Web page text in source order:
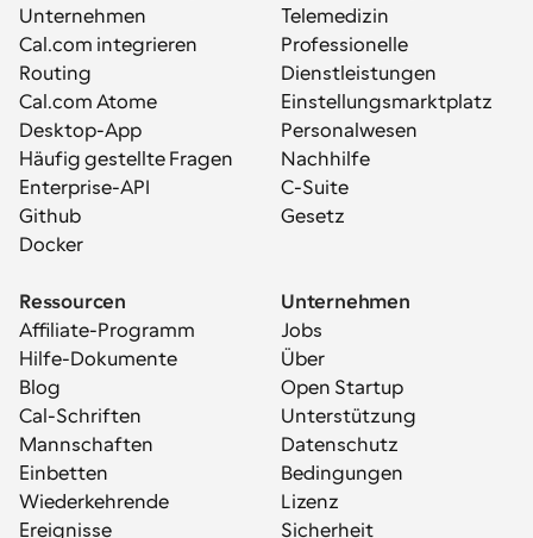
Unternehmen
Cal.com integrieren
Routing
Cal.com Atome
Desktop-App
Häufig gestellte Fragen
Enterprise-API
Github
Docker
Telemedizin
Professionelle
Dienstleistungen
Einstellungsmarktplatz
Personalwesen
Nachhilfe
C-Suite
Gesetz
Ressourcen
Affiliate-Programm
Hilfe-Dokumente
Blog
Cal-Schriften
Mannschaften
Einbetten
Wiederkehrende
Ereignisse
Unternehmen
Jobs
Über
Open Startup
Unterstützung
Datenschutz
Bedingungen
Lizenz
Sicherheit